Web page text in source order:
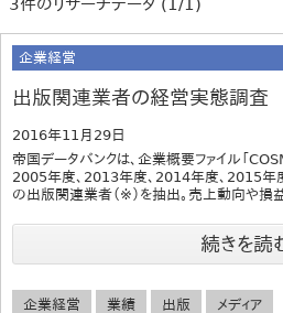
企業経営
出版関連業者の経営実態調査
2016年11月29日
帝国データバンクは、企業概要ファイル「
2005年度、2013年度、2014年度、2015年
の出版関連業者（※）を抽出。売上動向や損
続きを読
企業経営 業績 出版 メディア